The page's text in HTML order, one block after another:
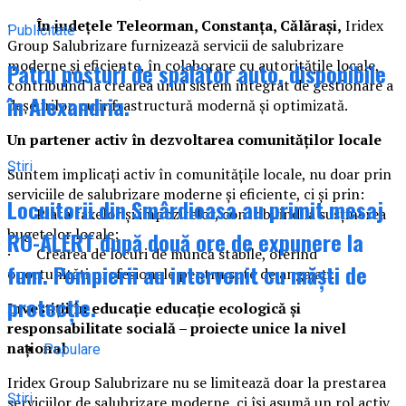
·În județele Teleorman, Constanța, Călărași, Iridex
Group Salubrizare furnizează servicii de salubrizare
moderne și eficiente, în colaborare cu autoritățile locale,
contribuind la crearea unui sistem integrat de gestionare a
deșeurilor, cu infrastructură modernă și optimizată.
Un partener activ în dezvoltarea comunităților locale
Suntem implicați activ în comunitățile locale, nu doar prin
serviciile de salubrizare moderne și eficiente, ci și prin:
· Plata taxelor și impozitelor, contribuind la susținerea
bugetelor locale;
· Crearea de locuri de muncă stabile, oferind
oportunități profesionale pentru sute de angajați.
Investiții în educație educație ecologică și
responsabilitate socială – proiecte unice la nivel
național
Iridex Group Salubrizare nu se limitează doar la prestarea
Publicitate
Patru posturi de spălător auto, disponibile
în Alexandria.
Știri
Locuitorii din Smârdioasa au primit mesaj
RO-ALERT după două ore de expunere la
fum. Pompierii au intervenit cu măști de
protecție.
Populare
Știri